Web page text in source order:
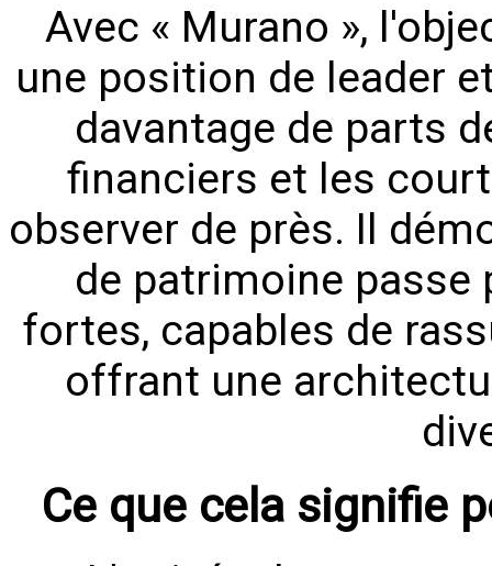
Avec « Murano »,
une position de leader
davantage de parts
financiers et les
observer de près. Il
de patrimoine passe
fortes, capables de
offrant une
Ce que cela signifie